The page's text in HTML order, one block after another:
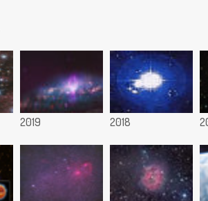
2019 2018